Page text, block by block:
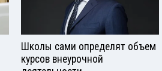
Школы сами определят объем
курсов внеурочной